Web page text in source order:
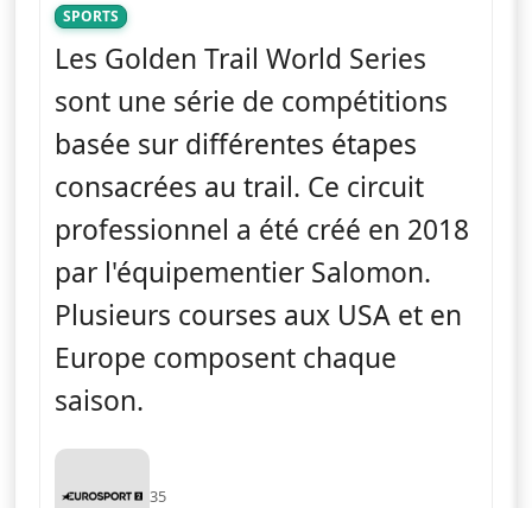
SPORTS
Les Golden Trail World Series
sont une série de compétitions
basée sur différentes étapes
consacrées au trail. Ce circuit
professionnel a été créé en 2018
par l'équipementier Salomon.
Plusieurs courses aux USA et en
Europe composent chaque
saison.
35